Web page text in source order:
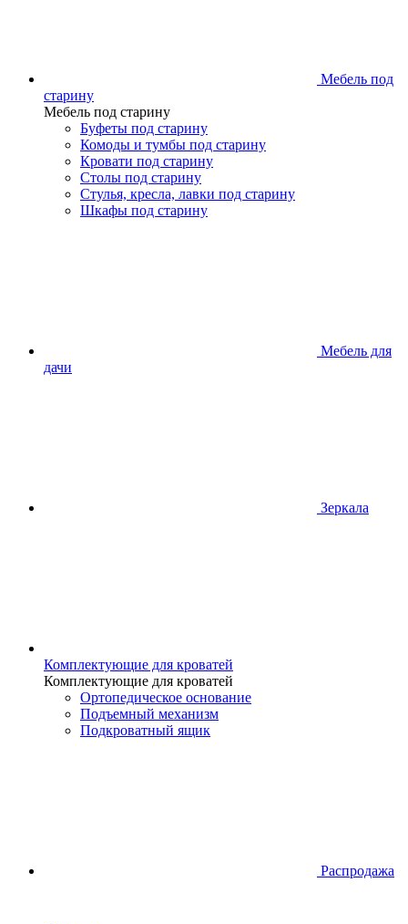
Мебель под
старину
Мебель под старину
Буфеты под старину
Комоды и тумбы под старину
Кровати под старину
Столы под старину
Стулья, кресла, лавки под старину
Шкафы под старину
Мебель для
дачи
Зеркала
Комплектующие для кроватей
Комплектующие для кроватей
Ортопедическое основание
Подъемный механизм
Подкроватный ящик
Распродажа